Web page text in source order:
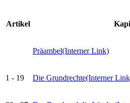
Artikel
Präambel(Interner Link)
1 - 19 Die Grundrechte(Interner